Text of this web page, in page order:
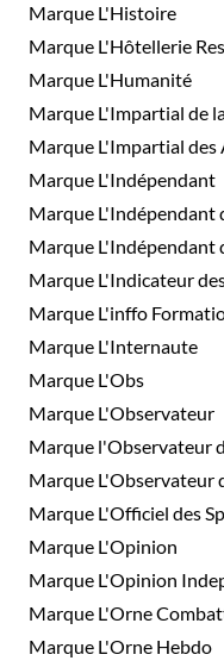
Marque L'Histoire
Marque L'Hôtellerie
Marque L'Humanité
Marque L'Impartial de
Marque L'Impartial des
Marque L'Indépendant
Marque L'Indépendant
Marque L'Indépendant
Marque L'Indicateur
Marque L'inffo
Marque L'Internaute
Marque L'Obs
Marque L'Observateur
Marque l'Observateur
Marque L'Observateur
Marque L'Officiel des
Marque L'Opinion
Marque L'Opinion
Marque L'Orne
Marque L'Orne Hebdo